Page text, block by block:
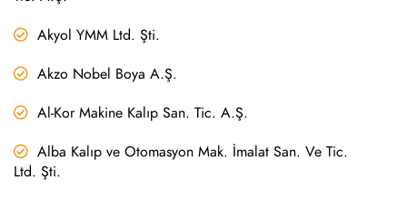
Akyol YMM Ltd. Şti.
Akzo Nobel Boya A.Ş.
Al-Kor Makine Kalıp San. Tic. A.Ş.
Alba Kalıp ve Otomasyon Mak. İmalat San. Ve Tic.
Ltd. Şti.